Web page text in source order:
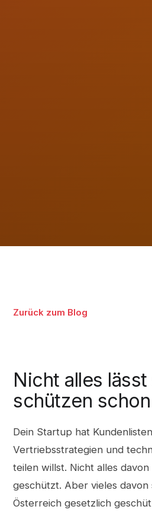
Zurück zum Blog
Nicht alles
schützen schon
Dein Startup hat
Vertriebsstrategien und
teilen willst. Nicht alles
geschützt. Aber vieles davon
Österreich gesetzlich